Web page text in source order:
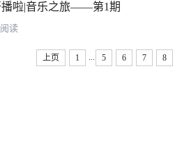
播啦|音乐之旅——第1期
读
上页 1 5 6 7 8